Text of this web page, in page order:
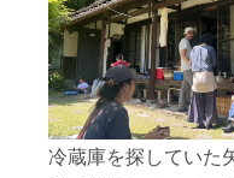
冷蔵庫を探していた